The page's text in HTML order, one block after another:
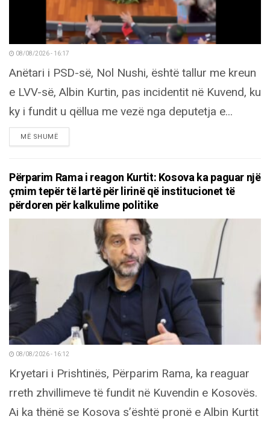
08/08/2026 - 16:17
Anëtari i PSD-së, Nol Nushi, është tallur me kreun
e LVV-së, Albin Kurtin, pas incidentit në Kuvend, ku
ky i fundit u qëllua me vezë nga deputetja e...
MË SHUMËDETAILS
Përparim Rama i reagon Kurtit: Kosova ka paguar një
çmim tepër të lartë për lirinë që institucionet të
përdoren për kalkulime politike
08/08/2026 - 16:12
Kryetari i Prishtinës, Përparim Rama, ka reaguar
rreth zhvillimeve të fundit në Kuvendin e Kosovës.
Ai ka thënë se Kosova s’është pronë e Albin Kurtit